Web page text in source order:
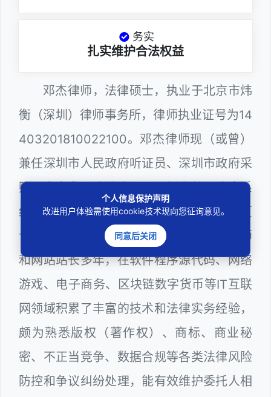
务实
扎实维护合法权益
邓杰律师，法律硕士，执业于北京市炜
衡（深圳）律师事务所，律师执业证号为14
403201810022100。邓杰律师现（或曾）
兼任深圳市人民政府听证员、深圳市政府采
购评审专家（法律类），深圳市某区政府系
统公职律师、计算机信息网络安全员、网页
设计师、计算机程序员、服务器维护工程师
和网站站长多年，在软件程序源代码、网络
游戏、电子商务、区块链数字货币等IT互联
网领域积累了丰富的技术和法律实务经验，
颇为熟悉版权（著作权）、商标、商业秘
密、不正当竞争、数据合规等各类法律风险
防控和争议纠纷处理，能有效维护委托人相
个人信息保护声明
改进用户体验需使用cookie技术现向您征询意见。
同意后关闭